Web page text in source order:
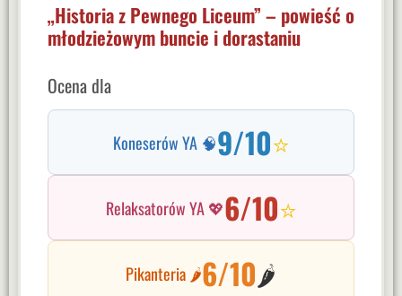
„Historia z Pewnego Liceum” – powieść o
młodzieżowym buncie i dorastaniu
Ocena dla
Koneserów YA 🧠9/10⭐
Relaksatorów YA 💖6/10⭐
Pikanteria 🌶️6/10🌶️